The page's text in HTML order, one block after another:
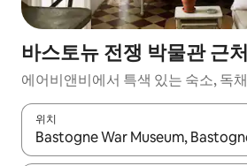
바스토뉴 전쟁 박물관 근
에어비앤비에서 특색 있는 숙소, 독
위치
결과가 나오면 위·아래 화살표 키를